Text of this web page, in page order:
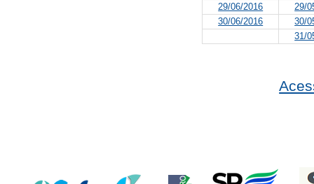
29/06/2016
29/
30/06/2016
30/
31/